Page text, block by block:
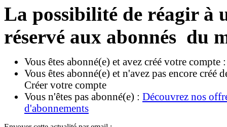
La possibilité de réagir à
réservé aux abonnés du
Vous êtes abonné(e) et avez créé votre compte
Vous êtes abonné(e) et n'avez pas encore créé
Créer votre compte
Vous n'êtes pas abonné(e) : Découvrez nos
d'abonnements